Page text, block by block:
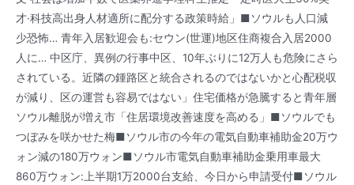
才·科技高出身人材適所に配分する政策時給」■ソウルも人口減
少恐怖… 青年入居歓迎会も:セウン(世運)地区住商複合入居2000
人に… 中区庁、異例の行事中区、10年ぶりに12万人も危険にさら
されている。近隣の鍾路区と統合されるのではないかと心配税収
が減り、区の運営も容易ではない」住宅価格が急騰すると青年層
ソウル離脱が増え市「住居環境改善速度を高める」■ソウルでも
つぼみを咲かせた梅■ソウル市の今年の電気自動車補助金20万ウ
ォン減の180万ウォン■ソウル市電気自動車補助金乗用車最大
860万ウォン:上半期1万2000台支給、今日から申請受付■ソウル